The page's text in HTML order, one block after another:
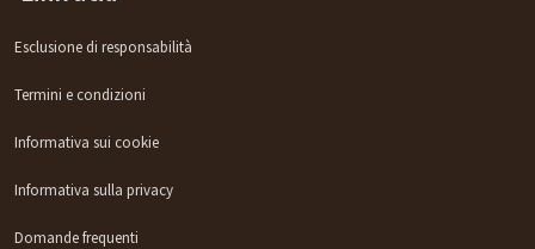
Esclusione di responsabilità
Termini e condizioni
Informativa sui cookie
Informativa sulla privacy
Domande frequenti